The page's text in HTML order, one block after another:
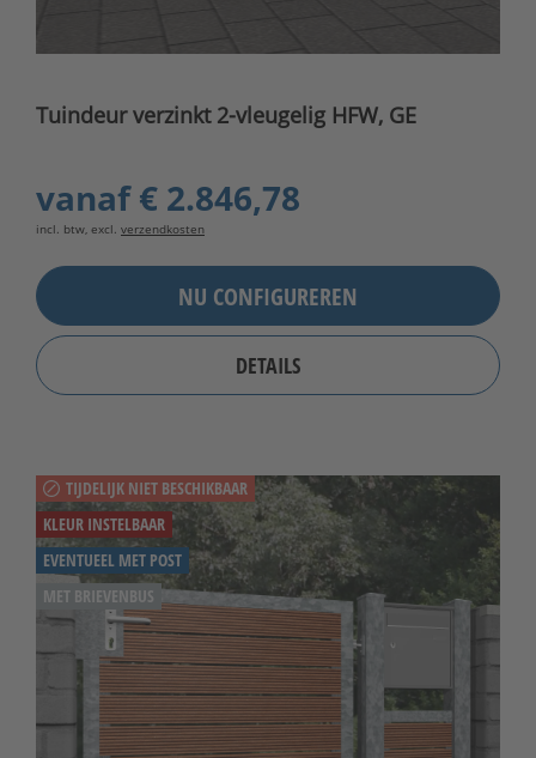
Tuindeur verzinkt 2-vleugelig HFW, GE
vanaf€ 2.846,78
incl. btw, excl. verzendkosten
NU CONFIGUREREN
DETAILS
TIJDELIJK NIET BESCHIKBAAR
KLEUR INSTELBAAR
EVENTUEEL MET POST
MET BRIEVENBUS